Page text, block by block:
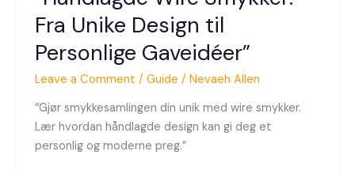
Fra Unike Design til
Personlige Gaveidéer”
Leave a Comment /Guide /Nevaeh Allen
“Gjør smykkesamlingen din unik med wire smykker.
Lær hvordan håndlagde design kan gi deg et
personlig og moderne preg.”